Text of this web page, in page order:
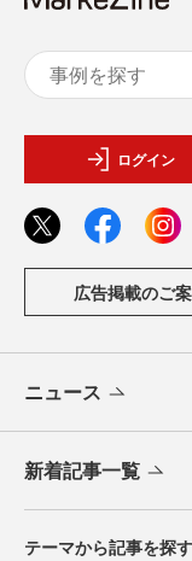
ログイン
広告掲載のご
ニュース
新着記事一覧
テーマから記事を探す